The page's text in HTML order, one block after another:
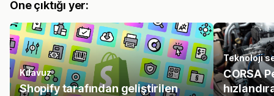
Öne çıktığı yer:
Kılavuz
Shopify tarafından geliştirilen
Teknoloji
CORSA